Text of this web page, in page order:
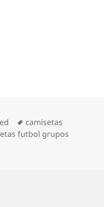
Etiquetas
camisetas
futbol grupos